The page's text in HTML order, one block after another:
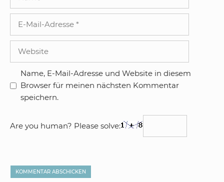
Adresse
Name, E-Mail-Adresse und Website in diesem
Browser für meinen nächsten Kommentar
speichern.
Are you human? Please solve: